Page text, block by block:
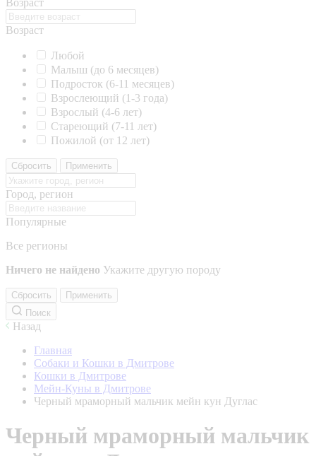
Возраст
Возраст
Любой
Малыш (до 6 месяцев)
Подросток (6-11 месяцев)
Взрослеющий (1-3 года)
Взрослый (4-6 лет)
Стареющий (7-11 лет)
Пожилой (от 12 лет)
Сбросить Применить
Город, регион
Популярные
Все регионы
Ничего не найдено Укажите другую породу
Сбросить
Применить
Поиск
Назад
Главная
Собаки и Кошки в Дмитрове
Кошки в Дмитрове
Мейн-Куны в Дмитрове
Черный мраморный мальчик мейн кун Дуглас
Черный мраморный мальчик